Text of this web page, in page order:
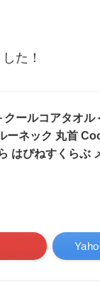
た！
ールコアタオル
ーネック 丸首
はぴねすくらぶ